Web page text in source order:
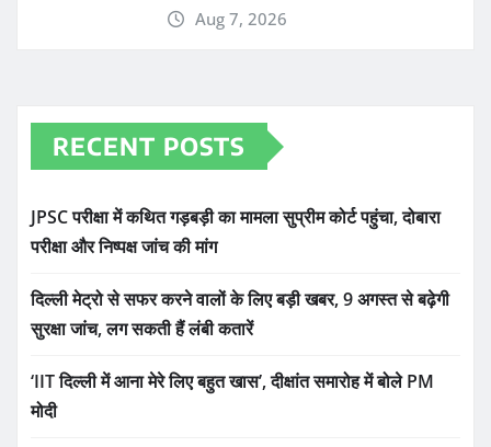
Aug 7, 2026
RECENT POSTS
JPSC परीक्षा में कथित गड़बड़ी का मामला सुप्रीम कोर्ट पहुंचा, दोबारा
परीक्षा और निष्पक्ष जांच की मांग
दिल्ली मेट्रो से सफर करने वालों के लिए बड़ी खबर, 9 अगस्त से बढ़ेगी
सुरक्षा जांच, लग सकती हैं लंबी कतारें
‘IIT दिल्ली में आना मेरे लिए बहुत खास’, दीक्षांत समारोह में बोले PM
मोदी